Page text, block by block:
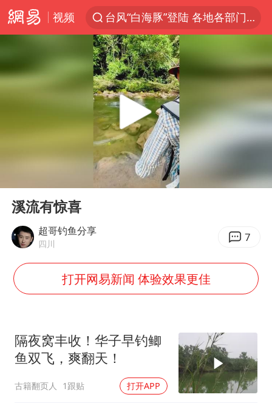
视频
台风“白海豚”登陆 各地各部门全力应对
白海豚雨量超越利奇马、巴威
人形机器人第一股
上海地铁4条线路全线停运
宇树申购 中一签有望赚20万元
4.2平卫生间补漏注胶花1.55万
白海豚路径图
武汉3名城管协管员殴打摊主被刑拘
面对面丨蔡磊：与渐冻症抗争 纵使不敌 也不屈服
5万小车卖不动 微型代步车集体遇冷
手机真会“偷听”我们说话吗
上半年全球新能源乘用车销量1122万台
加沙约14万栋建筑被完全摧毁
Play
00:27
溪流有惊喜
超哥钓鱼分享
四川 7
打开网易新闻 体验效果更佳
隔夜窝丰收！华子早钓鲫
鱼双飞，爽翻天！
古籍翻页人 1跟贴 打开APP